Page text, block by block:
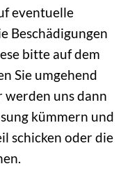
eventuelle
Beschädigungen
bitte auf dem
Sie umgehend
werden uns dann
kümmern und
schicken oder die